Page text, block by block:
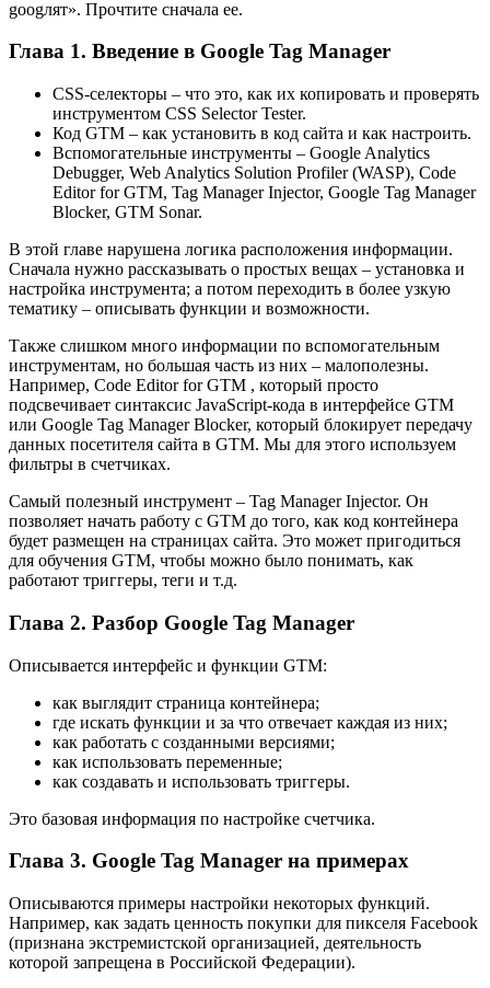
googлят». Прочтите сначала ее.
Глава 1. Введение в Google Tag Manager
CSS-селекторы – что это, как их копировать и проверять
инструментом CSS Selector Tester.
Код GTM – как установить в код сайта и как настроить.
Вспомогательные инструменты – Google Analytics
Debugger, Web Analytics Solution Profiler (WASP), Code
Editor for GTM, Tag Manager Injector, Google Tag Manager
Blocker, GTM Sonar.
В этой главе нарушена логика расположения информации.
Сначала нужно рассказывать о простых вещах – установка и
настройка инструмента; а потом переходить в более узкую
тематику – описывать функции и возможности.
Также слишком много информации по вспомогательным
инструментам, но большая часть из них – малополезны.
Например, Code Editor for GTM , который просто
подсвечивает синтаксис JavaScript-кода в интерфейсе GTM
или Google Tag Manager Blocker, который блокирует передачу
данных посетителя сайта в GTM. Мы для этого используем
фильтры в счетчиках.
Самый полезный инструмент – Tag Manager Injector. Он
позволяет начать работу с GTM до того, как код контейнера
будет размещен на страницах сайта. Это может пригодиться
для обучения GTM, чтобы можно было понимать, как
работают триггеры, теги и т.д.
Глава 2. Разбор Google Tag Manager
Описывается интерфейс и функции GTM:
как выглядит страница контейнера;
где искать функции и за что отвечает каждая из них;
как работать с созданными версиями;
как использовать переменные;
как создавать и использовать триггеры.
Это базовая информация по настройке счетчика.
Глава 3. Google Tag Manager на примерах
Описываются примеры настройки некоторых функций.
Например, как задать ценность покупки для пикселя Facebook
(признана экстремистской организацией, деятельность
которой запрещена в Российской Федерации).